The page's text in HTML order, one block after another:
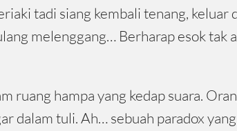
tadi siang kembali tenang,
melenggang… Berharap esok tak
hampa yang kedap suara.
dalam tuli. Ah… sebuah paradox